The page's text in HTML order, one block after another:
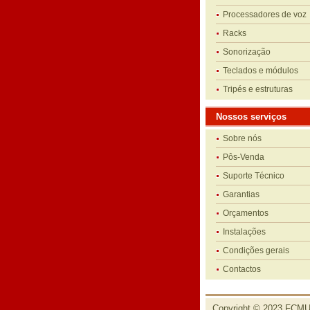
Processadores de voz
Racks
Sonorização
Teclados e módulos
Tripés e estruturas
Nossos serviços
Sobre nós
Pôs-Venda
Suporte Técnico
Garantias
Orçamentos
Instalações
Condições gerais
Contactos